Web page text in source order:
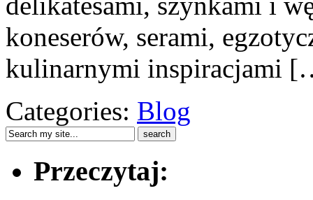
koneserów, serami,
kulinarnymi inspiracjami
Categories: Blog
Przeczytaj: